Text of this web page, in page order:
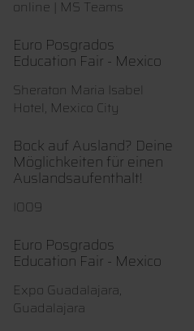
online | MS Teams
Euro Posgrados
Education Fair - Mexico
Sheraton Maria Isabel
Hotel, Mexico City
Bock auf Ausland? Deine
Möglichkeiten für einen
Auslandsaufenthalt!
I009
Euro Posgrados
Education Fair - Mexico
Expo Guadalajara,
Guadalajara